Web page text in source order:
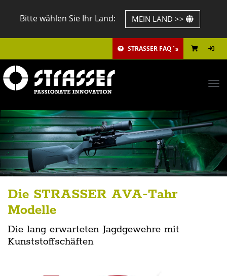
Bitte wählen Sie Ihr Land: MEIN LAND >>
STRASSER FAQ´s
Die STRASSER AVA-Tahr
Modelle
Die lang erwarteten Jagdgewehre mit
Kunststoffschäften